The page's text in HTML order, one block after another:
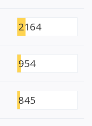
2164
954
845